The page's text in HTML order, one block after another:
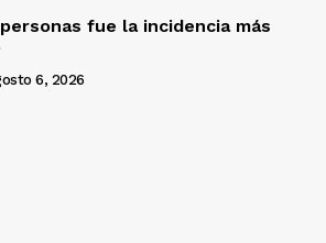
fue la incidencia más
6, 2026